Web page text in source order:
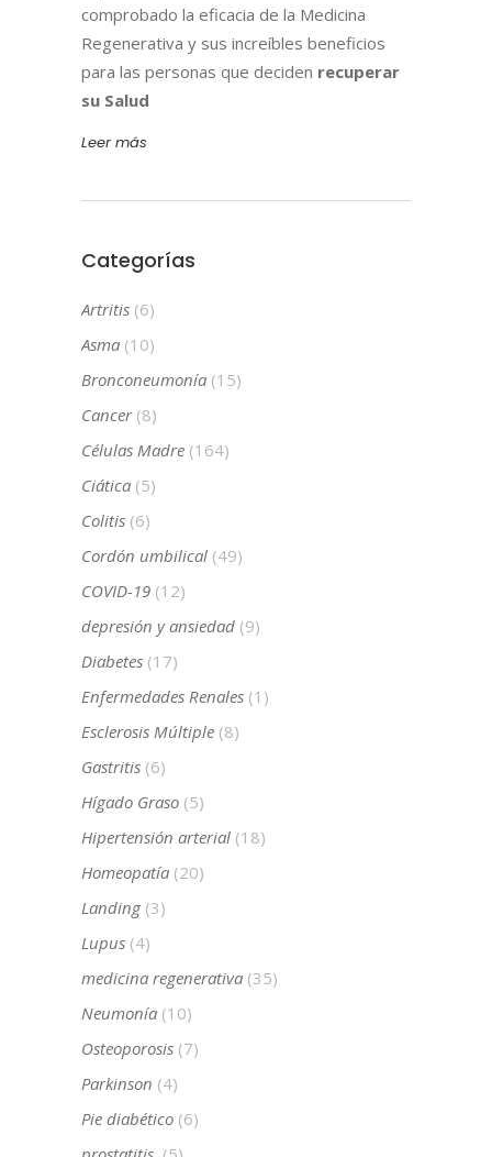
comprobado la eficacia de la Medicina
Regenerativa y sus increíbles beneficios
para las personas que deciden recuperar
su Salud
Leer más
Categorías
Artritis (6)
Asma (10)
Bronconeumonía (15)
Cancer(8)
Células Madre (164)
Ciática (5)
Colitis (6)
Cordón umbilical (49)
COVID-19 (12)
depresión y ansiedad (9)
Diabetes (17)
Enfermedades Renales (1)
Esclerosis Múltiple (8)
Gastritis (6)
Hígado Graso (5)
Hipertensión arterial (18)
Homeopatía (20)
Landing (3)
Lupus (4)
medicina regenerativa (35)
Neumonía (10)
Osteoporosis (7)
Parkinson (4)
Pie diabético (6)